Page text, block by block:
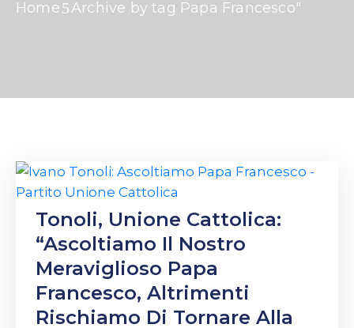
Home Archive by tag Papa Francesco"
Tonoli, Unione Cattolica:
“Ascoltiamo Il Nostro
Meraviglioso Papa
Francesco, Altrimenti
Rischiamo Di Tornare Alla